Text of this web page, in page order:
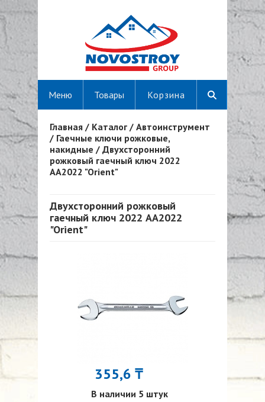
Корзина
Меню Товары
Вы здесь
Главная / Каталог / Автоинструмент
/ Гаечные ключи рожковые,
накидные / Двухсторонний
рожковый гаечный ключ 2022
AA2022 "Orient"
Двухсторонний рожковый
гаечный ключ 2022 AA2022
"Orient"
355,6 ₸
В наличии 5 штук